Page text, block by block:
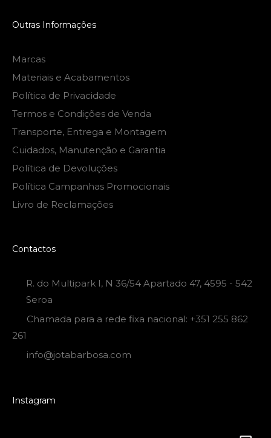
Outras Informações
Marcas
Materiais e Acabamentos
Política de Privacidade
Termos e Condições de Venda
Transporte, Entrega e Montagem
Cuidados, Manutenção e Garantia
Política de Devoluções
Política Campanhas Promocionais
Livro de Reclamações
Contactos
R. do Multipark I, N 36/54 Apartado 47, 4595 - 542
Seroa
Chamada para a rede fixa nacional: +351 255 862
261
info@jotabarbosa.com
Instagram